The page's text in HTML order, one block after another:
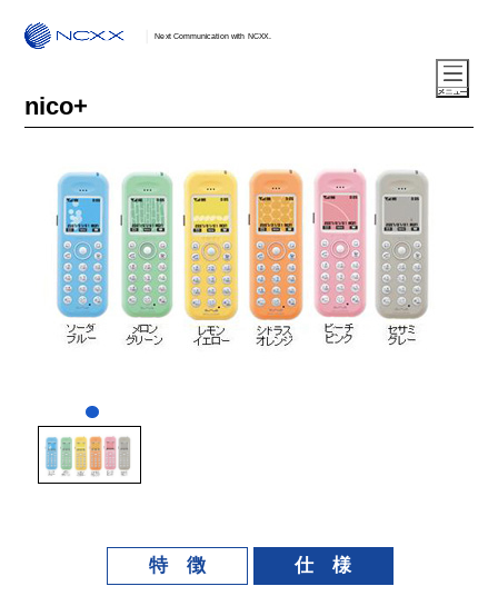
Next Communication with NCXX.
nico+
特 徴 仕 様